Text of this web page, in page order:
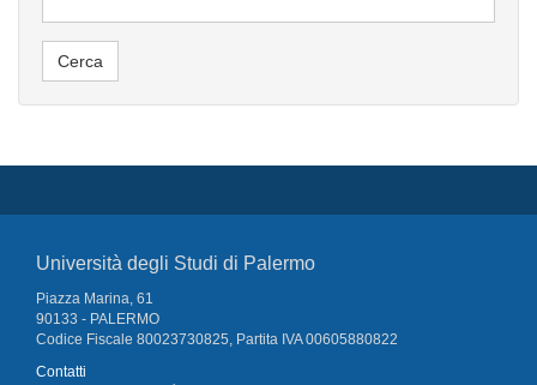
Università degli Studi di Palermo
Piazza Marina, 61
90133 - PALERMO
Codice Fiscale 80023730825, Partita IVA 00605880822
Contatti